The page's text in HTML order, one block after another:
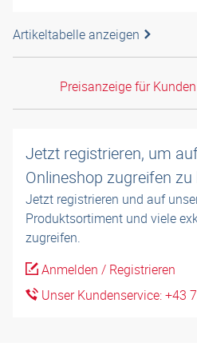
Artikeltabelle anzeigen
Preisanzeige für
Jetzt registrieren, um
Onlineshop zugreifen zu
Jetzt registrieren und auf
Produktsortiment und viele
zugreifen.
Anmelden / Registrieren
Unser Kundenservice: +43